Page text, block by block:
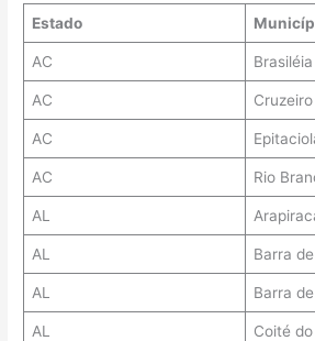
Estado
AC Brasiléia
AC
AC
AC Rio
AL
AL Barra
AL Barra
AL Coité